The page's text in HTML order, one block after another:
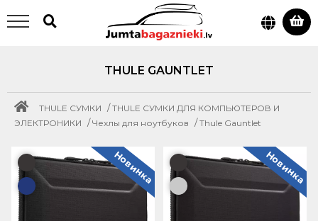
THULE GAUNTLET
THULE СУМКИ /THULE СУМКИ ДЛЯ КОМПЬЮТЕРОВ И
ЭЛЕКТРОНИКИ /Чехлы для ноутбуков /Thule Gauntlet
Новинка Новинка